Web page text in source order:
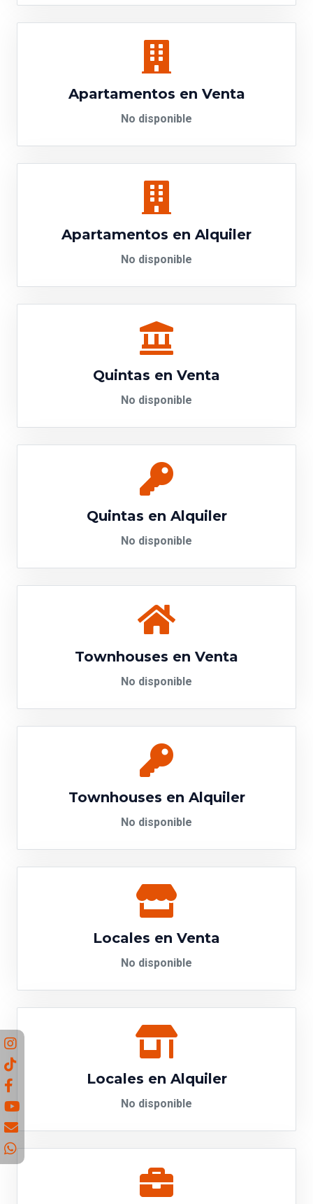
Apartamentos en Venta
No disponible
Apartamentos en Alquiler
No disponible
Quintas en Venta
No disponible
Quintas en Alquiler
No disponible
Townhouses en Venta
No disponible
Townhouses en Alquiler
No disponible
Locales en Venta
No disponible
Locales en Alquiler
No disponible